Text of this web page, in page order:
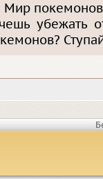
Мир
убежать